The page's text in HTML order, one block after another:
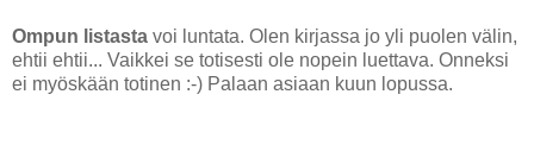
Ompun listasta voi luntata. Olen kirjassa jo yli puolen välin,
ehtii ehtii... Vaikkei se totisesti ole nopein luettava. Onneksi
ei myöskään totinen :-) Palaan asiaan kuun lopussa.